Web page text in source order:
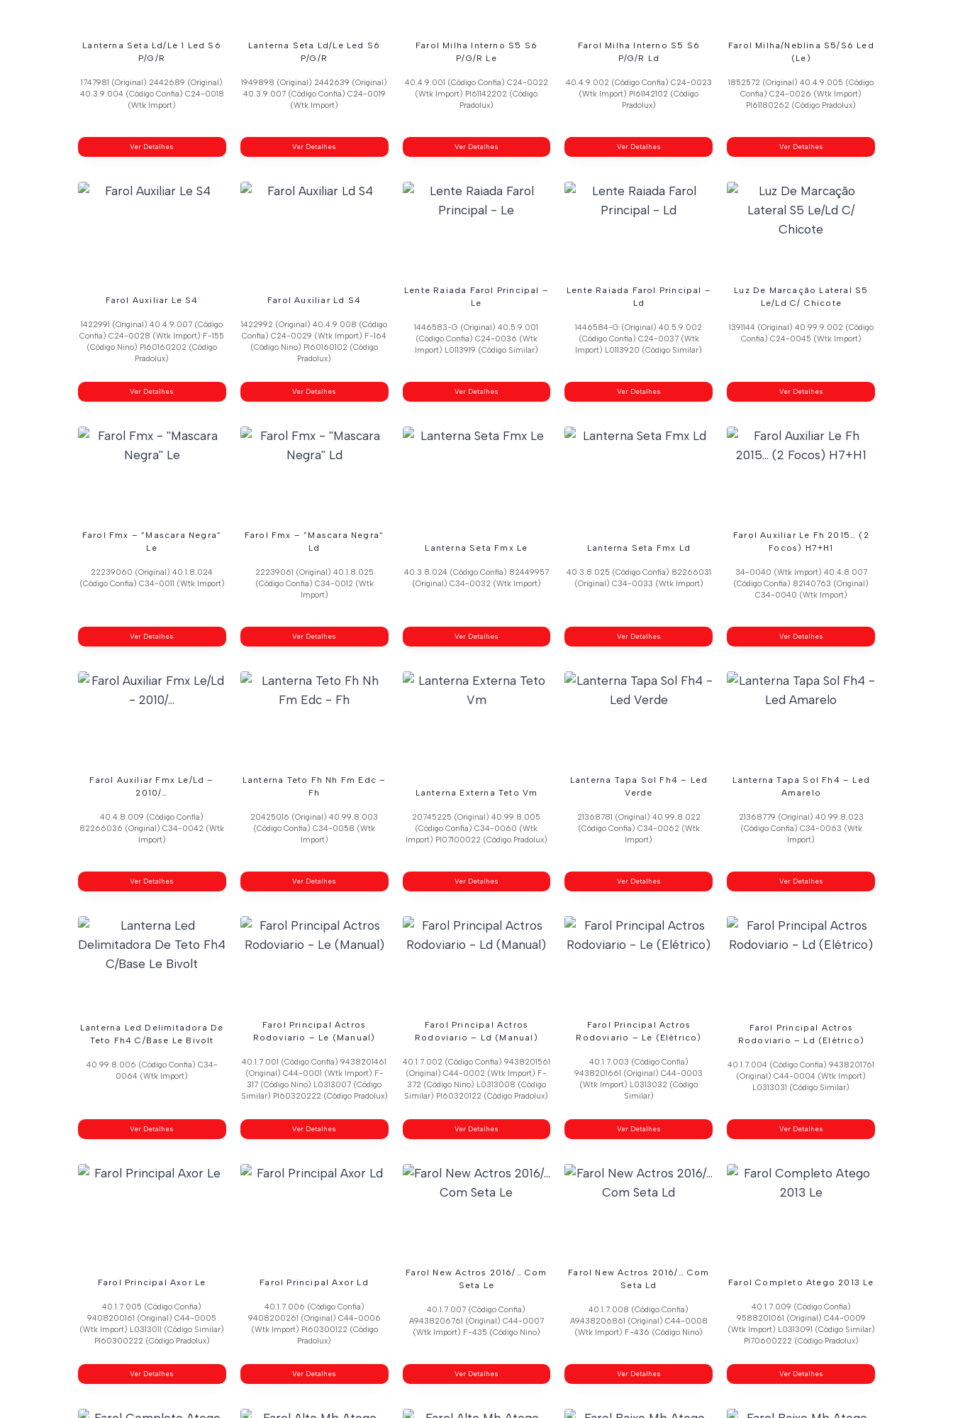
Lanterna Seta Ld/Le 1 Led S6
P/G/R
1747981 (Original) 2442689 (Original)
40.3.9.004 (Código Confia) C24-0018
(Wtk Import)
Ver Detalhes
Lanterna Seta Ld/Le Led S6
P/G/R
1949898 (Original) 2442639 (Original)
40.3.9.007 (Código Confia) C24-0019
(Wtk Import)
Ver Detalhes
Farol Milha Interno S5 S6
P/G/R Le
40.4.9.001 (Código Confia) C24-0022
(Wtk Import) Pl61142202 (Código
Pradolux)
Ver Detalhes
Farol Milha Interno S5 S6
P/G/R Ld
40.4.9.002 (Código Confia) C24-0023
(Wtk Import) Pl61142102 (Código
Pradolux)
Ver Detalhes
Farol Milha/Neblina S5/S6 Led
(Le)
1852572 (Original) 40.4.9.005 (Código
Confia) C24-0026 (Wtk Import)
Pl61180262 (Código Pradolux)
Ver Detalhes
Farol Auxiliar Le S4
1422991 (Original) 40.4.9.007 (Código
Confia) C24-0028 (Wtk Import) F-155
(Código Nino) Pl60160202 (Código
Pradolux)
Ver Detalhes
Farol Auxiliar Ld S4
1422992 (Original) 40.4.9.008 (Código
Confia) C24-0029 (Wtk Import) F-164
(Código Nino) Pl60160102 (Código
Pradolux)
Ver Detalhes
Lente Raiada Farol Principal –
Le
1446583-G (Original) 40.5.9.001
(Código Confia) C24-0036 (Wtk
Import) L0113919 (Código Similar)
Ver Detalhes
Lente Raiada Farol Principal –
Ld
1446584-G (Original) 40.5.9.002
(Código Confia) C24-0037 (Wtk
Import) L0113920 (Código Similar)
Ver Detalhes
Luz De Marcação Lateral S5
Le/Ld C/ Chicote
1391144 (Original) 40.99.9.002 (Código
Confia) C24-0045 (Wtk Import)
Ver Detalhes
Farol Fmx – ”Mascara Negra”
Le
22239060 (Original) 40.1.8.024
(Código Confia) C34-0011 (Wtk Import)
Ver Detalhes
Farol Fmx – ”Mascara Negra”
Ld
22239061 (Original) 40.1.8.025
(Código Confia) C34-0012 (Wtk
Import)
Ver Detalhes
Lanterna Seta Fmx Le
40.3.8.024 (Código Confia) 82449957
(Original) C34-0032 (Wtk Import)
Ver Detalhes
Lanterna Seta Fmx Ld
40.3.8.025 (Código Confia) 82266031
(Original) C34-0033 (Wtk Import)
Ver Detalhes
Farol Auxiliar Le Fh 2015… (2
Focos) H7+H1
34-0040 (Wtk Import) 40.4.8.007
(Código Confia) 82140763 (Original)
C34-0040 (Wtk Import)
Ver Detalhes
Farol Auxiliar Fmx Le/Ld –
2010/…
40.4.8.009 (Código Confia)
82266036 (Original) C34-0042 (Wtk
Import)
Ver Detalhes
Lanterna Teto Fh Nh Fm Edc –
Fh
20425016 (Original) 40.99.8.003
(Código Confia) C34-0058 (Wtk
Import)
Ver Detalhes
Lanterna Externa Teto Vm
20745225 (Original) 40.99.8.005
(Código Confia) C34-0060 (Wtk
Import) Pl07100022 (Código Pradolux)
Ver Detalhes
Lanterna Tapa Sol Fh4 – Led
Verde
21368781 (Original) 40.99.8.022
(Código Confia) C34-0062 (Wtk
Import)
Ver Detalhes
Lanterna Tapa Sol Fh4 – Led
Amarelo
21368779 (Original) 40.99.8.023
(Código Confia) C34-0063 (Wtk
Import)
Ver Detalhes
Lanterna Led Delimitadora De
Teto Fh4 C/Base Le Bivolt
40.99.8.006 (Código Confia) C34-
0064 (Wtk Import)
Ver Detalhes
Farol Principal Actros
Rodoviario – Le (Manual)
40.1.7.001 (Código Confia) 9438201461
(Original) C44-0001 (Wtk Import) F-
317 (Código Nino) L0313007 (Código
Similar) Pl60320222 (Código Pradolux)
Ver Detalhes
Farol Principal Actros
Rodoviario – Ld (Manual)
40.1.7.002 (Código Confia) 9438201561
(Original) C44-0002 (Wtk Import) F-
372 (Código Nino) L0313008 (Código
Similar) Pl60320122 (Código Pradolux)
Ver Detalhes
Farol Principal Actros
Rodoviario – Le (Elétrico)
40.1.7.003 (Código Confia)
9438201661 (Original) C44-0003
(Wtk Import) L0313032 (Código
Similar)
Ver Detalhes
Farol Principal Actros
Rodoviario – Ld (Elétrico)
40.1.7.004 (Código Confia) 9438201761
(Original) C44-0004 (Wtk Import)
L0313031 (Código Similar)
Ver Detalhes
Farol Principal Axor Le
40.1.7.005 (Código Confia)
9408200161 (Original) C44-0005
(Wtk Import) L0313011 (Código Similar)
Pl60300222 (Código Pradolux)
Ver Detalhes
Farol Principal Axor Ld
40.1.7.006 (Código Confia)
9408200261 (Original) C44-0006
(Wtk Import) Pl60300122 (Código
Pradolux)
Ver Detalhes
Farol New Actros 2016/… Com
Seta Le
40.1.7.007 (Código Confia)
A9438206761 (Original) C44-0007
(Wtk Import) F-435 (Código Nino)
Ver Detalhes
Farol New Actros 2016/… Com
Seta Ld
40.1.7.008 (Código Confia)
A9438206861 (Original) C44-0008
(Wtk Import) F-436 (Código Nino)
Ver Detalhes
Farol Completo Atego 2013 Le
40.1.7.009 (Código Confia)
9588201061 (Original) C44-0009
(Wtk Import) L0313091 (Código Similar)
Pl70600222 (Código Pradolux)
Ver Detalhes